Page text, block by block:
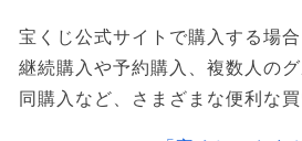
宝くじ公式サイトで購入する場
継続購入や予約購入、複数人の
同購入など、さまざまな便利な